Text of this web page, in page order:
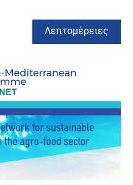
Λεπτομέρειες